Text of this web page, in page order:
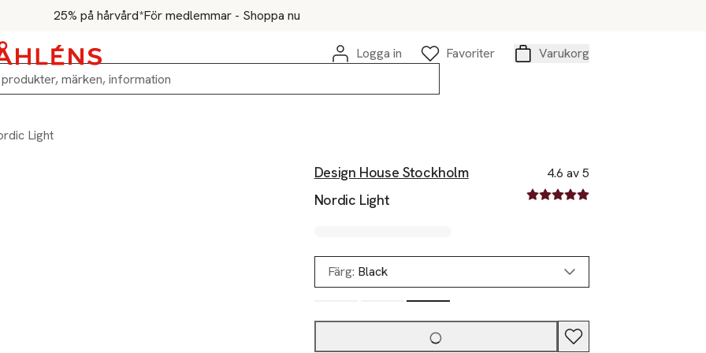
25% på hårvård*För medlemmar - Shoppa nu
Logga in
Favoriter
Varukorg
Light
Design House Stockholm
Nordic Light
4.6 av 5
4.6 av fem stjärnor
Färg: Black